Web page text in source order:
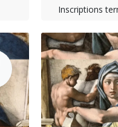
Inscriptions